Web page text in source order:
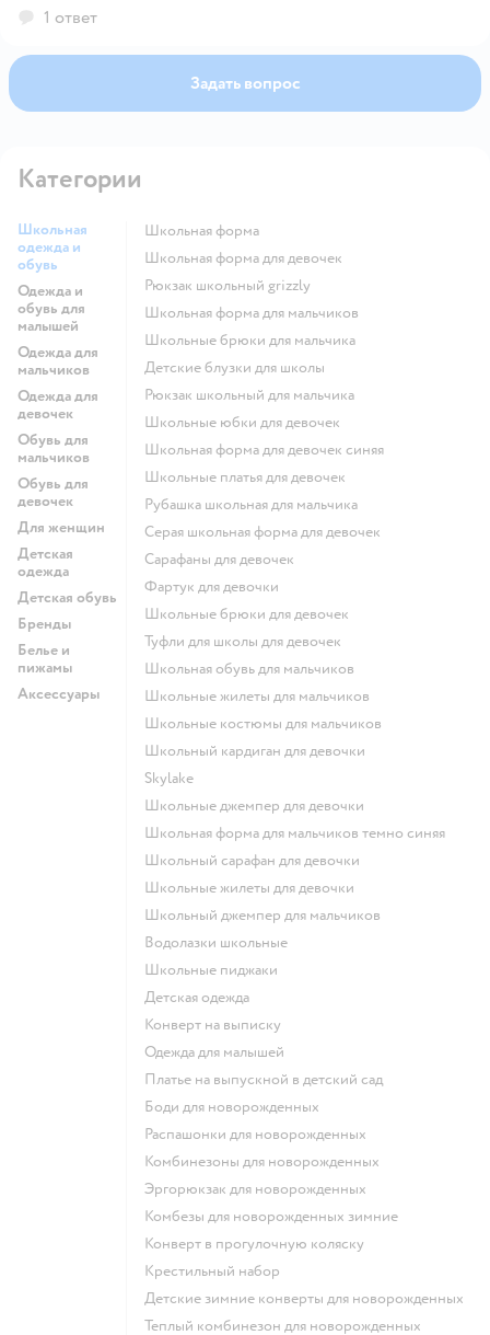
1 ответ
Задать вопрос
Категории
Школьная
одежда и
обувь
Одежда и
обувь для
малышей
Одежда для
мальчиков
Одежда для
девочек
Обувь для
мальчиков
Обувь для
девочек
Для женщин
Детская
одежда
Детская обувь
Бренды
Белье и
пижамы
Аксессуары
Школьная форма
Школьная форма для девочек
Рюкзак школьный grizzly
Школьная форма для мальчиков
Школьные брюки для мальчика
Детские блузки для школы
Рюкзак школьный для мальчика
Школьные юбки для девочек
Школьная форма для девочек синяя
Школьные платья для девочек
Рубашка школьная для мальчика
Серая школьная форма для девочек
Сарафаны для девочек
Фартук для девочки
Школьные брюки для девочек
Туфли для школы для девочек
Школьная обувь для мальчиков
Школьные жилеты для мальчиков
Школьные костюмы для мальчиков
Школьный кардиган для девочки
Skylake
Школьные джемпер для девочки
Школьная форма для мальчиков темно синяя
Школьный сарафан для девочки
Школьные жилеты для девочки
Школьный джемпер для мальчиков
Водолазки школьные
Школьные пиджаки
Детская одежда
Конверт на выписку
Одежда для малышей
Платье на выпускной в детский сад
Боди для новорожденных
Распашонки для новорожденных
Комбинезоны для новорожденных
Эргорюкзак для новорожденных
Комбезы для новорожденных зимние
Конверт в прогулочную коляску
Крестильный набор
Детские зимние конверты для новорожденных
Теплый комбинезон для новорожденных